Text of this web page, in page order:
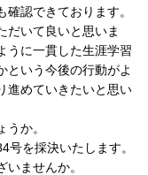
認できております。
だいて良いと思いま
うに一貫した生涯学習
という今後の行動がよ
進めていきたいと思い
か。
号を採決いたします。
ませんか。